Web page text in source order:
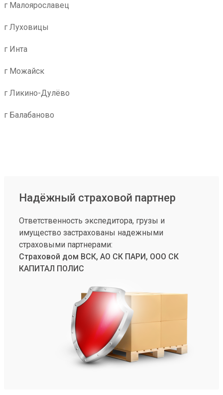
г Малоярославец
г Луховицы
г Инта
г Можайск
г Ликино-Дулёво
г Балабаново
Надёжный страховой партнер
Ответственность экспедитора, грузы и
имущество застрахованы надежными
страховыми партнерами:
Страховой дом ВСК, АО СК ПАРИ, ООО СК
КАПИТАЛ ПОЛИС